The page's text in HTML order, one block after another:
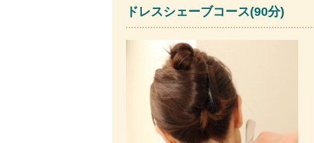
ドレスシェーブコース(90分)